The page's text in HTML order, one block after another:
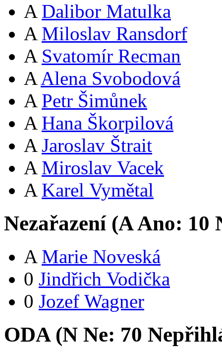
A Dalibor Matulka
A Miloslav Ransdorf
A Svatomír Recman
A Alena Svobodová
A Petr Šimůnek
A Hana Škorpilová
A Jaroslav Štrait
A Miroslav Vacek
A Karel Vymětal
Nezařazení (AAno: 10
A Marie Noveská
0 Jindřich Vodička
0 Jozef Wagner
ODA (N Ne: 70